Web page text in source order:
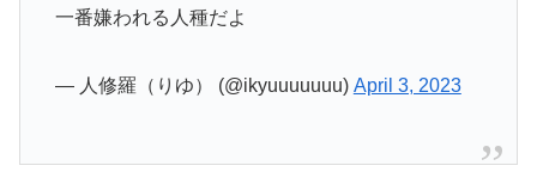
一番嫌われる人種だよ
— 人修羅（りゆ） (@ikyuuuuuuu) April 3, 2023